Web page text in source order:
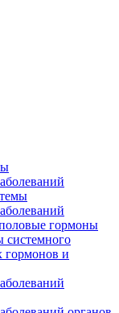
гормоны
системного
гормонов и